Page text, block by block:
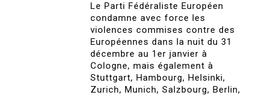
Le Parti Fédéraliste Européen
condamne avec force les
violences commises contre des
Européennes dans la nuit du 31
décembre au 1er janvier à
Cologne, mais également à
Stuttgart, Hambourg, Helsinki,
Zurich, Munich, Salzbourg, Berlin,